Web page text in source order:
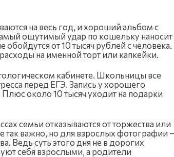
на весь год, и хороший альбом с
ощутимый удар по кошельку наносит
от 10 тысяч рублей с человека.
на именной торт или капкейки.
кабинете. Школьницы все
перед ЕГЭ. Запись у хорошего
Плюс около 10 тысяч уходит на подарки
семьи отказываются от торжества или
так важно, но для взрослых фотографии –
Ведь суть этого дня не в дорогих
себя взрослыми, а родители